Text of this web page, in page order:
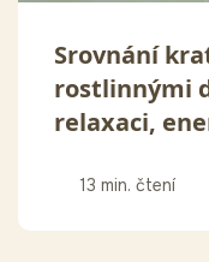
Srovnání
rostlinnými
relaxaci,
13 min. čtení